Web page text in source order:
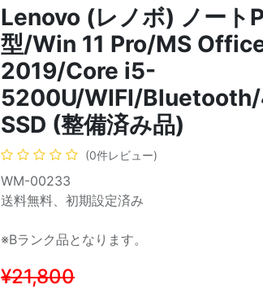
Lenovo (レノボ) ノート
型/Win 11 Pro/MS
2019/Core i5-
5200U/WIFI/
SSD (整備済み品)
(0件レビュー)
WM-00233
送料無料、初期設定済み
※Bランク品となります。
¥21,800